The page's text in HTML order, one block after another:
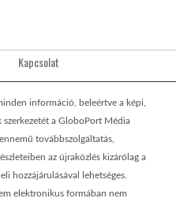
Kapcsolat
információ, beleértve a képi,
a GloboPort Média
továbbszolgáltatás,
az újraközlés kizárólag a
hozzájárulásával lehetséges.
elektronikus formában nem